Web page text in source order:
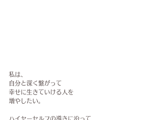
私は、
自分と深く繋がって
幸せに生きていける人を
増やしたい。
ハイヤーセルフの導きに沿って